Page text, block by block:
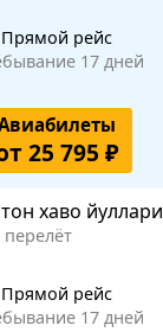
Прямой рейс
17 дней
25 795 ₽
хаво йуллари
Прямой рейс
17 дней